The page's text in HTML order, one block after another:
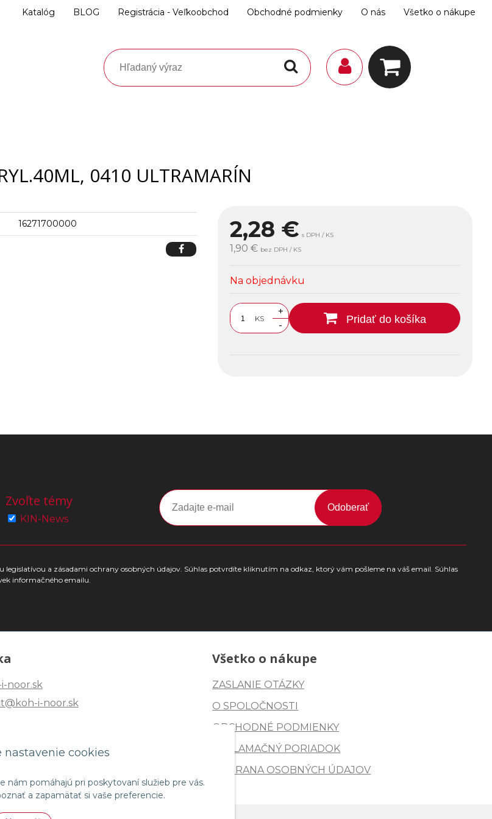
nastavenie cookies
nám pomáhajú pri poskytovaní služieb pre vás.
a zapamätať si vaše preferencie.
Katalóg BLOG Registrácia - Veľkoobchod Obchodné podmienky O nás Všetko o nákupe
0410 ULTRAMARÍN
2,28 € s DPH / KS
1,90 € bez DPH / KS
Na objednávku
KS
+
-
Pridať do košíka
16271700000
Zvoľte témy
KIN-News
Odoberať
legislatívou a zásadami ochrany osobných údajov. Súhlas potvrdíte kliknutím na odkaz, ktorý vám pošleme na váš email. Súhlas
informačného emailu.
noor.sk
i-noor.sk
44872870
Všetko o nákupe
ZASLANIE OTÁZKY
O SPOLOČNOSTI
OBCHODNÉ PODMIENKY
REKLAMAČNÝ PORIADOK
OCHRANA OSOBNÝCH ÚDAJOV